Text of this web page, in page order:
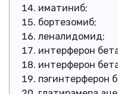
иматиниб;
бортезомиб;
леналидомид;
интерферон
интерферон
пэгинтерферон